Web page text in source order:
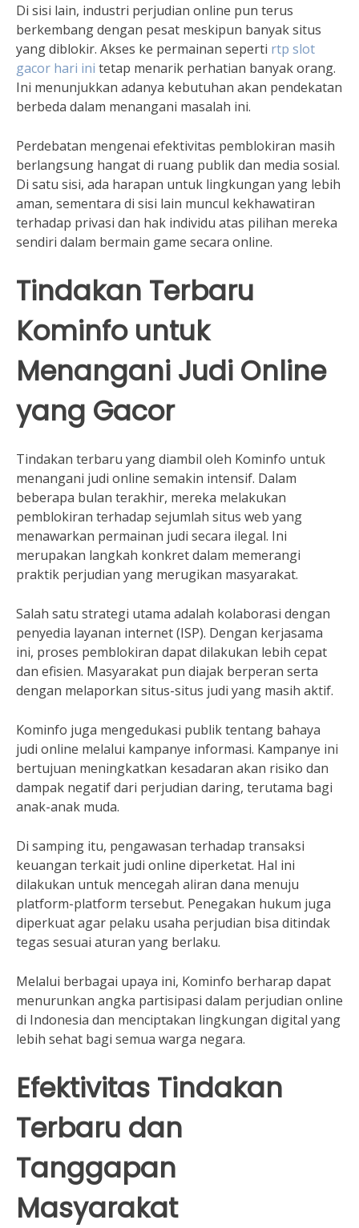
Di sisi lain, industri perjudian online pun terus
berkembang dengan pesat meskipun banyak situs
yang diblokir. Akses ke permainan seperti rtp slot
gacor hari ini tetap menarik perhatian banyak orang.
Ini menunjukkan adanya kebutuhan akan pendekatan
berbeda dalam menangani masalah ini.
Perdebatan mengenai efektivitas pemblokiran masih
berlangsung hangat di ruang publik dan media sosial.
Di satu sisi, ada harapan untuk lingkungan yang lebih
aman, sementara di sisi lain muncul kekhawatiran
terhadap privasi dan hak individu atas pilihan mereka
sendiri dalam bermain game secara online.
Tindakan Terbaru
Kominfo untuk
Menangani Judi Online
yang Gacor
Tindakan terbaru yang diambil oleh Kominfo untuk
menangani judi online semakin intensif. Dalam
beberapa bulan terakhir, mereka melakukan
pemblokiran terhadap sejumlah situs web yang
menawarkan permainan judi secara ilegal. Ini
merupakan langkah konkret dalam memerangi
praktik perjudian yang merugikan masyarakat.
Salah satu strategi utama adalah kolaborasi dengan
penyedia layanan internet (ISP). Dengan kerjasama
ini, proses pemblokiran dapat dilakukan lebih cepat
dan efisien. Masyarakat pun diajak berperan serta
dengan melaporkan situs-situs judi yang masih aktif.
Kominfo juga mengedukasi publik tentang bahaya
judi online melalui kampanye informasi. Kampanye ini
bertujuan meningkatkan kesadaran akan risiko dan
dampak negatif dari perjudian daring, terutama bagi
anak-anak muda.
Di samping itu, pengawasan terhadap transaksi
keuangan terkait judi online diperketat. Hal ini
dilakukan untuk mencegah aliran dana menuju
platform-platform tersebut. Penegakan hukum juga
diperkuat agar pelaku usaha perjudian bisa ditindak
tegas sesuai aturan yang berlaku.
Melalui berbagai upaya ini, Kominfo berharap dapat
menurunkan angka partisipasi dalam perjudian online
di Indonesia dan menciptakan lingkungan digital yang
lebih sehat bagi semua warga negara.
Efektivitas Tindakan
Terbaru dan
Tanggapan
Masyarakat